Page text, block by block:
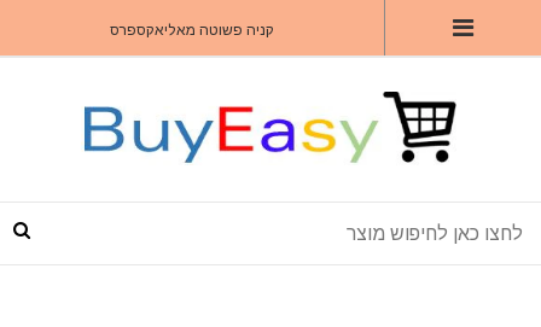
קניה פשוטה מאליאקספרס